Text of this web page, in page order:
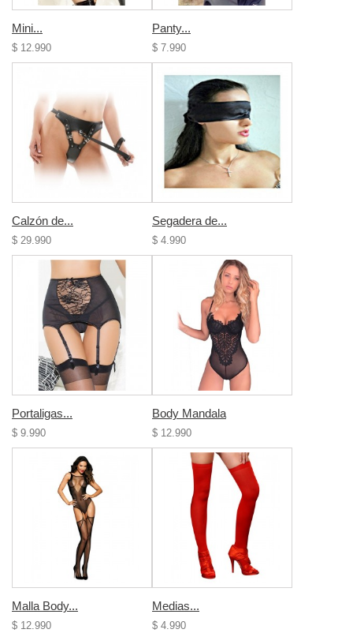
Mini...
$ 12.990
Panty...
$ 7.990
Calzón de...
$ 29.990
Segadera de...
$ 4.990
Portaligas...
$ 9.990
Body Mandala
$ 12.990
Malla Body...
$ 12.990
Medias...
$ 4.990